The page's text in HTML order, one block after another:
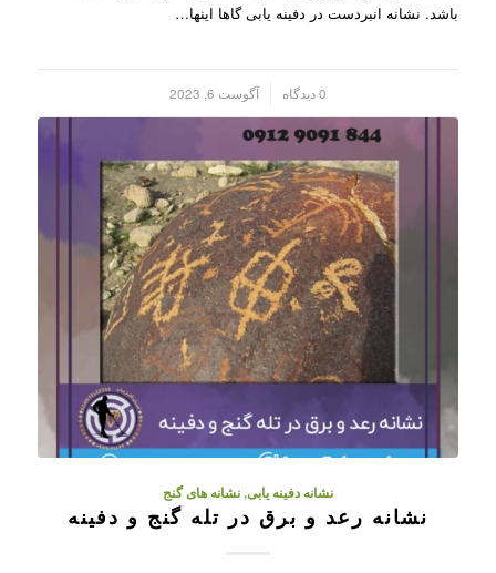
باشد. نشانه انبردست در دفینه یابی گاها اینها…
0 دیدگاه آگوست 6, 2023
نشانه دفینه یابی,نشانه های گنج
نشانه رعد و برق در تله گنج و دفینه